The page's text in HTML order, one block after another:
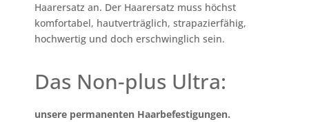
Haarersatz an. Der Haarersatz muss höchst
komfortabel, hautverträglich, strapazierfähig,
hochwertig und doch erschwinglich sein.
Das Non-plus Ultra:
unsere permanenten Haarbefestigungen.